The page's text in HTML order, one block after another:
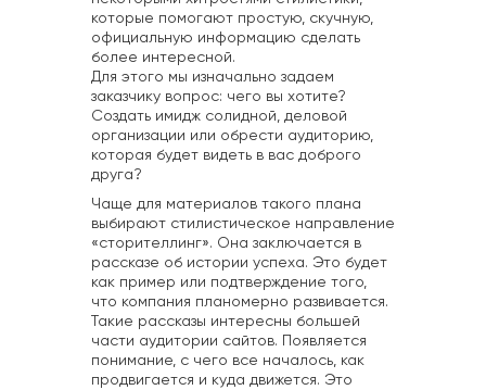
которые помогают простую, скучную,
официальную информацию сделать
более интересной.
Для этого мы изначально задаем
заказчику вопрос: чего вы хотите?
Создать имидж солидной, деловой
организации или обрести аудиторию,
которая будет видеть в вас доброго
друга?
Чаще для материалов такого плана
выбирают стилистическое направление
«сторителлинг». Она заключается в
рассказе об истории успеха. Это будет
как пример или подтверждение того,
что компания планомерно развивается.
Такие рассказы интересны большей
части аудитории сайтов. Появляется
понимание, с чего все началось, как
продвигается и куда движется. Это